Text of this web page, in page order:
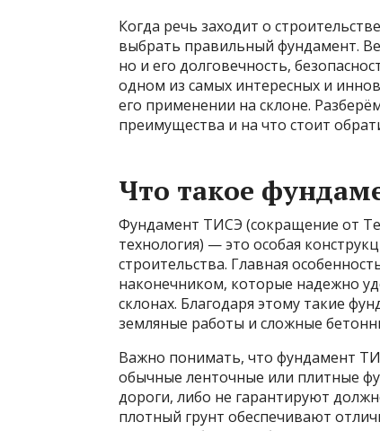
Когда речь заходит о
выбрать правильный фундамент.
но и его долговечность,
одном из самых интересных и
его применении на склоне.
преимущества и на что стоит
Что такое
Фундамент ТИСЭ (сокращение от
технология) — это особая
строительства. Главная
наконечником, которые надежно
склонах. Благодаря этому такие
земляные работы и сложные
Важно понимать, что фундамент
обычные ленточные или плитные
дороги, либо не гарантируют
плотный грунт обеспечивают